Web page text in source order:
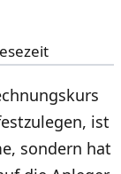
ist
sondern hat